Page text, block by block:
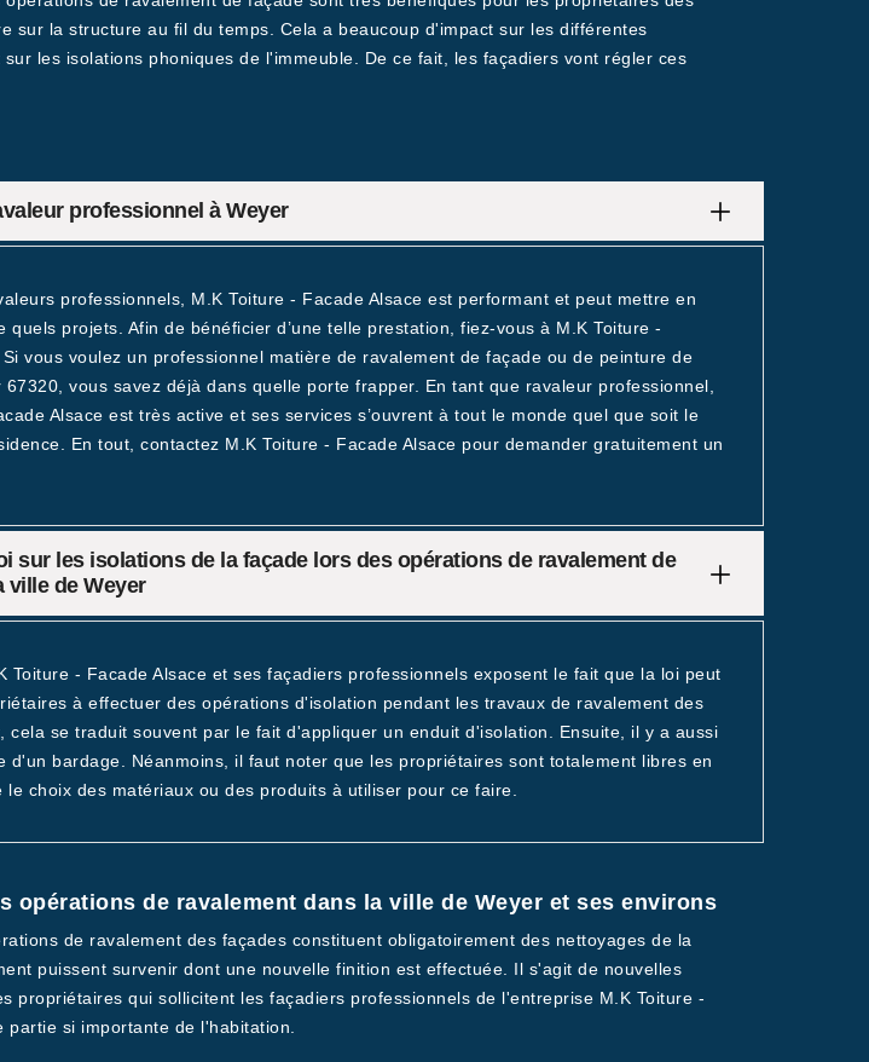
la structure au fil du temps. Cela a beaucoup d'impact sur les différentes
les isolations phoniques de l'immeuble. De ce fait, les façadiers vont régler ces
professionnel à Weyer
professionnels, M.K Toiture - Facade Alsace est performant et peut mettre en
quels projets. Afin de bénéficier d’une telle prestation, fiez-vous à M.K Toiture -
Si vous voulez un professionnel matière de ravalement de façade ou de peinture de
67320, vous savez déjà dans quelle porte frapper. En tant que ravaleur professionnel,
Alsace est très active et ses services s’ouvrent à tout le monde quel que soit le
En tout, contactez M.K Toiture - Facade Alsace pour demander gratuitement un
sur les isolations de la façade lors des opérations de ravalement de
ville de Weyer
Toiture - Facade Alsace et ses façadiers professionnels exposent le fait que la loi peut
à effectuer des opérations d'isolation pendant les travaux de ravalement des
cela se traduit souvent par le fait d'appliquer un enduit d'isolation. Ensuite, il y a aussi
d'un bardage. Néanmoins, il faut noter que les propriétaires sont totalement libres en
le choix des matériaux ou des produits à utiliser pour ce faire.
opérations de ravalement dans la ville de Weyer et ses environs
de ravalement des façades constituent obligatoirement des nettoyages de la
puissent survenir dont une nouvelle finition est effectuée. Il s'agit de nouvelles
propriétaires qui sollicitent les façadiers professionnels de l'entreprise M.K Toiture -
si importante de l'habitation.